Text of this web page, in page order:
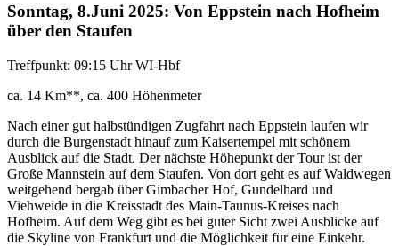
Sonntag, 8.Juni 2025: Von Eppstein nach Hofheim
über den Staufen
Treffpunkt: 09:15 Uhr WI-Hbf
ca. 14 Km**, ca. 400 Höhenmeter
Nach einer gut halbstündigen Zugfahrt nach Eppstein laufen wir
durch die Burgenstadt hinauf zum Kaisertempel mit schönem
Ausblick auf die Stadt. Der nächste Höhepunkt der Tour ist der
Große Mannstein auf dem Staufen. Von dort geht es auf Waldwegen
weitgehend bergab über Gimbacher Hof, Gundelhard und
Viehweide in die Kreisstadt des Main-Taunus-Kreises nach
Hofheim. Auf dem Weg gibt es bei guter Sicht zwei Ausblicke auf
die Skyline von Frankfurt und die Möglichkeit für eine Einkehr.